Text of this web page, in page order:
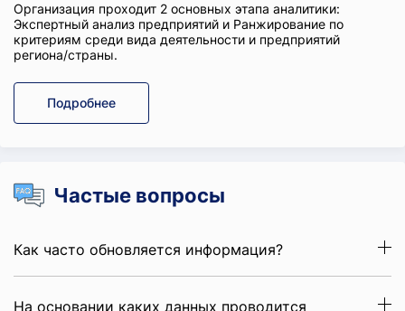
Организация проходит 2 основных этапа аналитики:
Экспертный анализ предприятий и Ранжирование по
критериям среди вида деятельности и предприятий
региона/страны.
Подробнее
Частые вопросы
Как часто обновляется информация?
На основании каких данных проводится